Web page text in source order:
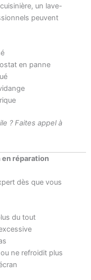
un lave-
peuvent
en panne
? Faites appel à
en réparation
dès que vous
du tout
ne refroidit plus